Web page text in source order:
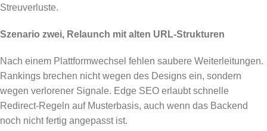
Streuverluste.
Szenario zwei, Relaunch mit alten URL-Strukturen
Nach einem Plattformwechsel fehlen saubere Weiterleitungen.
Rankings brechen nicht wegen des Designs ein, sondern
wegen verlorener Signale. Edge SEO erlaubt schnelle
Redirect-Regeln auf Musterbasis, auch wenn das Backend
noch nicht fertig angepasst ist.